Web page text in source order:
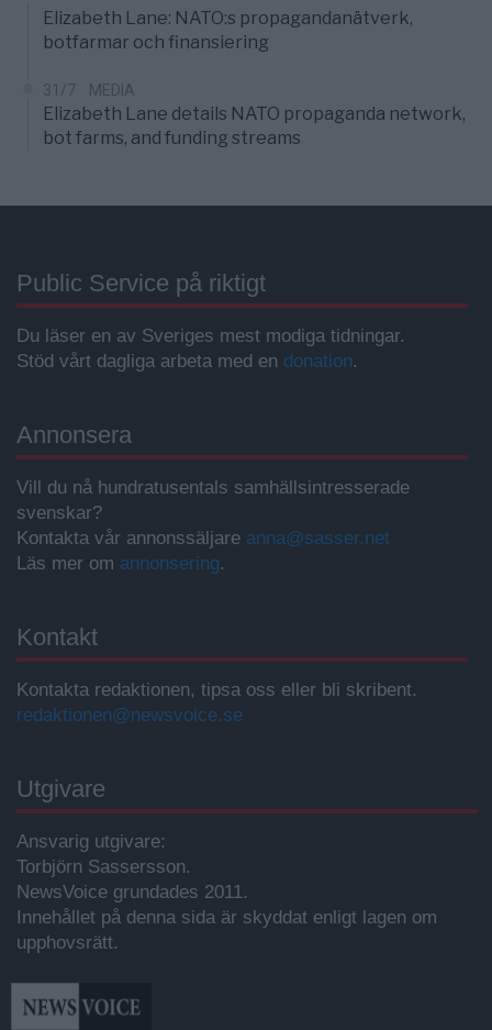
Elizabeth Lane: NATO:s propagandanätverk,
botfarmar och finansiering
31/7 MEDIA
Elizabeth Lane details NATO propaganda network,
bot farms, and funding streams
Public Service på riktigt
Du läser en av Sveriges mest modiga tidningar.
Stöd vårt dagliga arbeta med en donation.
Annonsera
Vill du nå hundratusentals samhällsintresserade
svenskar?
Kontakta vår annonssäljare anna@sasser.net
Läs mer om annonsering.
Kontakt
Kontakta redaktionen, tipsa oss eller bli skribent.
redaktionen@newsvoice.se
Utgivare
Ansvarig utgivare:
Torbjörn Sassersson.
NewsVoice grundades 2011.
Innehållet på denna sida är skyddat enligt lagen om
upphovsrätt.